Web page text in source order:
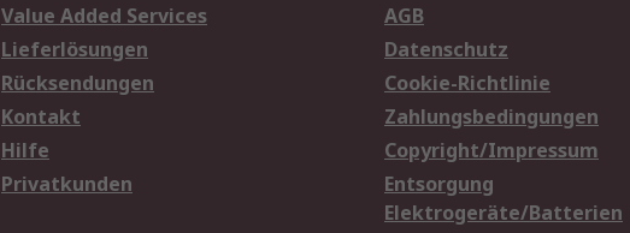
Value Added Services
Lieferlösungen
Rücksendungen
Kontakt
Hilfe
Privatkunden
AGB
Datenschutz
Cookie-Richtlinie
Zahlungsbedingungen
Copyright/Impressum
Entsorgung
Elektrogeräte/Batterien